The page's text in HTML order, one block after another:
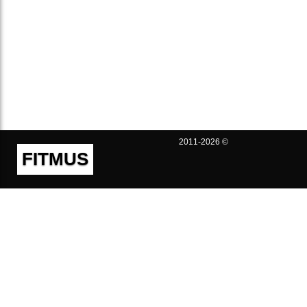
FITMUS
2011-2026 ©